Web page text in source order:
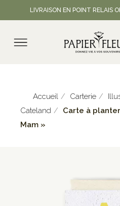
LIVRAISON EN POINT RELAIS
Accueil Carterie
Cateland
Carte à
Mam »